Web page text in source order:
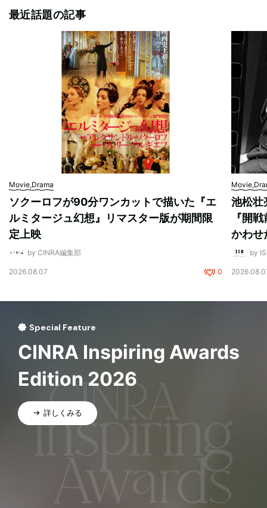
最近話題の記事
Movie,Drama
ソクーロフが90分ワンカットで描いた『エ
ルミタージュ幻想』リマスター版が期間限
定上映
by CINRA編集部
2026.08.07 0
池松壮
『開
かわせ
by
Special Feature
CINRA Inspiring Awards
Edition 2026
詳しくみる